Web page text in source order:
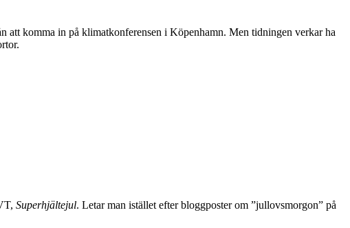
att komma in på klimatkonferensen i Köpenhamn. Men tidningen verkar ha
Superhjältejul. Letar man istället efter bloggposter om ”jullovsmorgon” på